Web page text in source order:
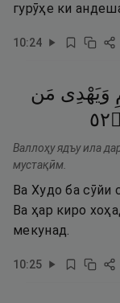
гурӯҳе ки
10:24
وَيَهْدِى مَن
۝٢٥
Валлоҳу ядъу ила
мустақӣм.
Ва Худо ба сӯйи
Ва ҳар киро
мекунад.
10:25